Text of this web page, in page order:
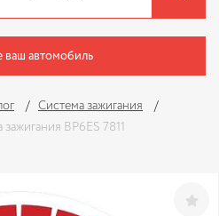
ваш автомобиль
Система зажигания
зажигания BP6ES 7811